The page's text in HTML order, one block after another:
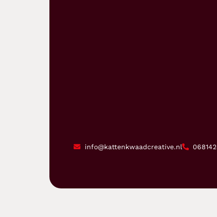
info@kattenkwaadcreative.nl